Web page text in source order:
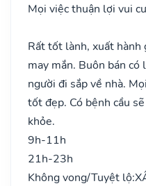
Mọi việc thuận lợi vui
Rất tốt lành, xuất hành
may mắn. Buôn bán
người đi sắp về nhà.
tốt đẹp. Có bệnh cầu
khỏe.
9h-11h
21h-23h
Không vong/Tuyệt lộ: